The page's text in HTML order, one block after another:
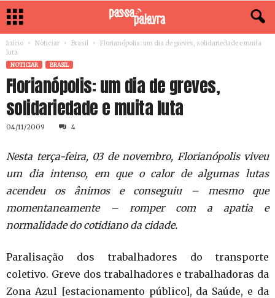
Início Noticiar Brasil
Florianópolis: um dia de greves, solidariedade e muita
luta
NOTICIAR BRASIL
Florianópolis: um dia de greves,
solidariedade e muita luta
04/11/2009 4
Nesta terça-feira, 03 de novembro, Florianópolis viveu
um dia intenso, em que o calor de algumas lutas
acendeu os ânimos e conseguiu – mesmo que
momentaneamente – romper com a apatia e
normalidade do cotidiano da cidade.
Paralisação dos trabalhadores do transporte
coletivo. Greve dos trabalhadores e trabalhadoras da
Zona Azul [estacionamento público], da Saúde, e da